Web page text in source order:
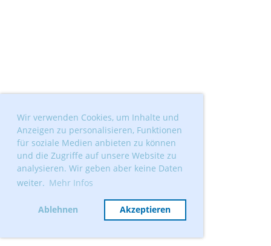
Wir verwenden Cookies, um Inhalte und
Anzeigen zu personalisieren, Funktionen
für soziale Medien anbieten zu können
und die Zugriffe auf unsere Website zu
analysieren. Wir geben aber keine Daten
weiter. Mehr Infos
Ablehnen Akzeptieren